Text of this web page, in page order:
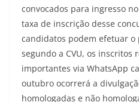
convocados para ingresso
taxa de inscrição desse
candidatos podem efetuar o
segundo a CVU, os inscritos
importantes via WhatsApp
outubro ocorrerá a
homologadas e não